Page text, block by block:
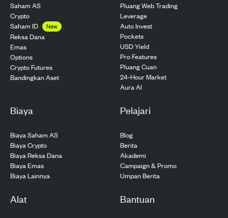
Saham AS
Crypto
Saham ID
New
Reksa Dana
Emas
Options
Crypto Futures
Bandingkan Aset
Pluang Web Trading
Leverage
Auto Invest
Pockets
USD Yield
Pro Features
Pluang Cuan
24-Hour Market
Aura AI
Biaya
Biaya Saham AS
Biaya Crypto
Biaya Reksa Dana
Biaya Emas
Biaya Lainnya
Pelajari
Blog
Berita
Akademi
Campaign & Promo
Umpan Berita
Alat Bantuan